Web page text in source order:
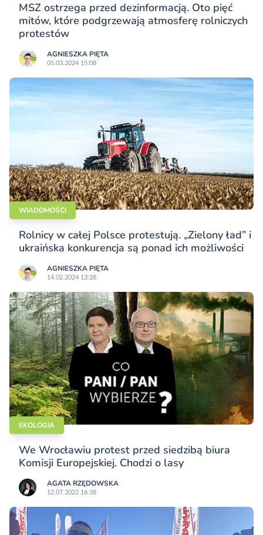
MSZ ostrzega przed dezinformacją. Oto pięć
mitów, które podgrzewają atmosferę rolniczych
protestów
AGNIESZKA PIĘTA
05.03.2024 15:08
WIADOMOŚCI
Rolnicy w całej Polsce protestują. „Zielony ład” i
ukraińska konkurencja są ponad ich możliwości
AGNIESZKA PIĘTA
14.02.2024 13:28
EKOLOGIA
We Wrocławiu protest przed siedzibą biura
Komisji Europejskiej. Chodzi o lasy
AGATA RZĘDOWSKA
12.07.2022 16:38